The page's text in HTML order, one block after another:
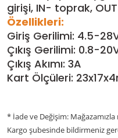
girişi, IN- toprak,
Özellikleri:
Giriş Gerilimi: 4.5-
Çıkış Gerilimi: 0.8-
Çıkış Akımı: 3A
Kart Ölçüleri:
* İade ve Değişim:
Kargo şubesinde bildirmeniz